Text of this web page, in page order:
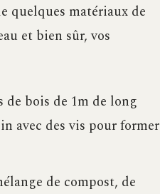
quelques matériaux de
et bien sûr, vos
bois de 1m de long
avec des vis pour former
de compost, de